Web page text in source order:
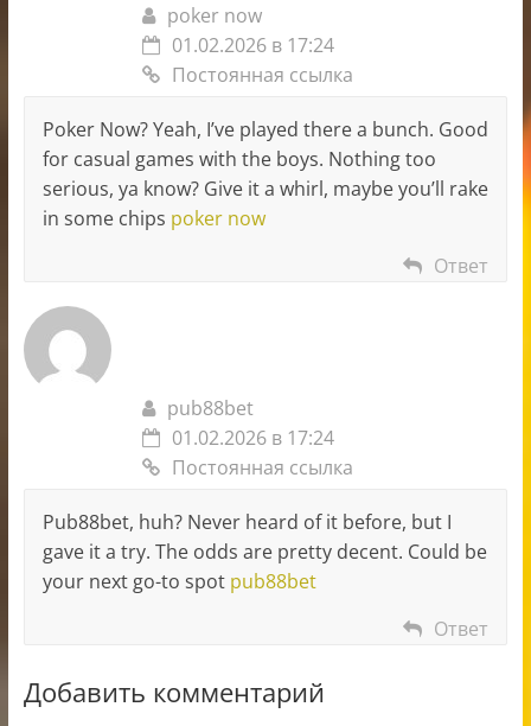
poker now
01.02.2026 в 17:24
Постоянная ссылка
Poker Now? Yeah, I’ve played there a bunch. Good
for casual games with the boys. Nothing too
serious, ya know? Give it a whirl, maybe you’ll rake
in some chips poker now
Ответ
pub88bet
01.02.2026 в 17:24
Постоянная ссылка
Pub88bet, huh? Never heard of it before, but I
gave it a try. The odds are pretty decent. Could be
your next go-to spot pub88bet
Ответ
Добавить комментарий